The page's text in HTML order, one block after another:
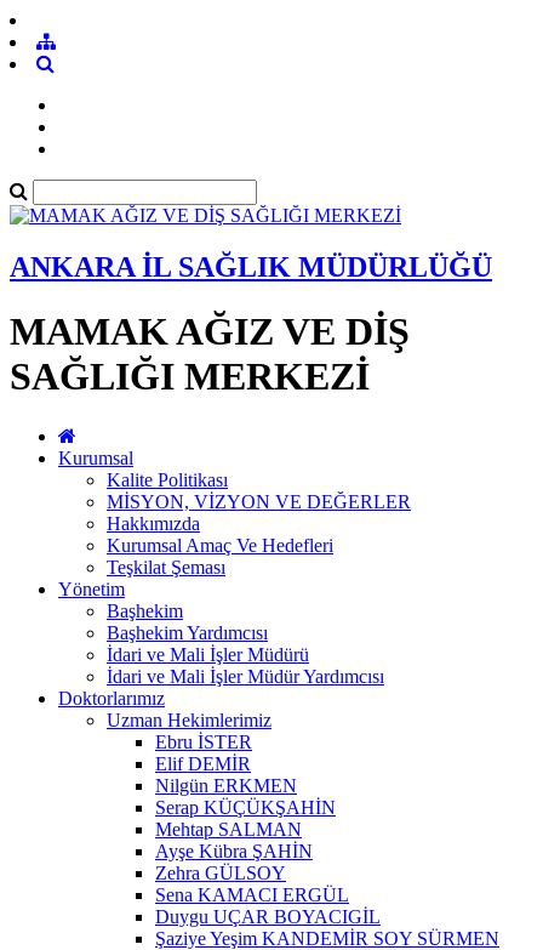
ANKARA İL SAĞLIK MÜDÜRLÜĞÜ
MAMAK AĞIZ VE DİŞ
SAĞLIĞI MERKEZİ
Kurumsal
Kalite Politikası
MİSYON, VİZYON VE DEĞERLER
Hakkımızda
Kurumsal Amaç Ve Hedefleri
Teşkilat Şeması
Yönetim
Başhekim
Başhekim Yardımcısı
İdari ve Mali İşler Müdürü
İdari ve Mali İşler Müdür Yardımcısı
Doktorlarımız
Uzman Hekimlerimiz
Ebru İSTER
Elif DEMİR
Nilgün ERKMEN
Serap KÜÇÜKŞAHİN
Mehtap SALMAN
Ayşe Kübra ŞAHİN
Zehra GÜLSOY
Sena KAMACI ERGÜL
Duygu UÇAR BOYACIGİL
Şaziye Yeşim KANDEMİR SOY SÜRMEN